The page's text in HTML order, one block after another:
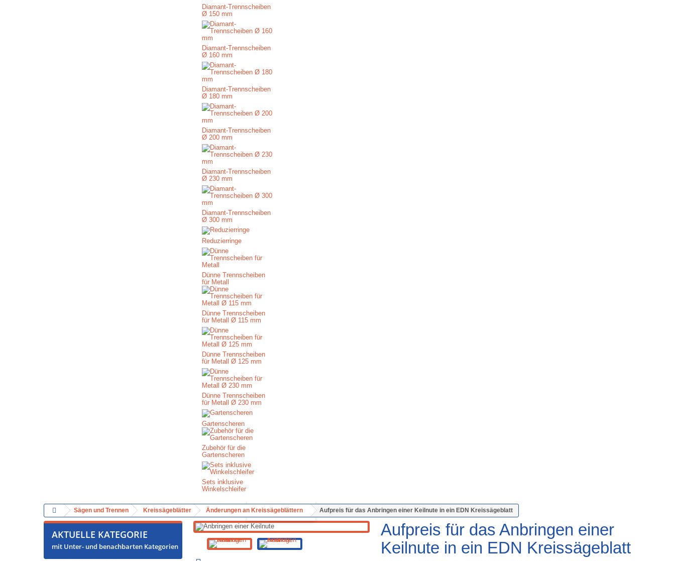
Diamant-Trennscheiben
Ø 150 mm
Diamant-Trennscheiben
Ø 160 mm
Diamant-Trennscheiben
Ø 180 mm
Diamant-Trennscheiben
Ø 200 mm
Diamant-Trennscheiben
Ø 230 mm
Diamant-Trennscheiben
Ø 300 mm
Reduzierringe
Dünne Trennscheiben
für Metall
Dünne Trennscheiben
für Metall Ø 115 mm
Dünne Trennscheiben
für Metall Ø 125 mm
Dünne Trennscheiben
für Metall Ø 230 mm
Gartenscheren
Zubehör für die
Gartenscheren
Sets inklusive
Winkelschleifer
Sägen und Trennen Kreissägeblätter Änderungen an Kreissägeblättern Aufpreis für das Anbringen einer Keilnute in ein EDN Kreissägeblatt
AKTUELLE KATEGORIE
mit Unter- und benachbarten Kategorien
Vergrößern
Aufpreis für das Anbringen einer
Keilnute in ein EDN Kreissägeblatt